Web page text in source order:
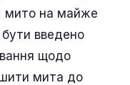
мито на майже
бути введено
щодо
мита до